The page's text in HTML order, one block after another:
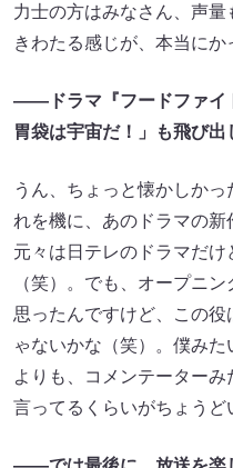
力士の方はみなさん、声
きわたる感じが、本当にか
――ドラマ『フードファイ
胃袋は宇宙だ！」も飛び出
うん、ちょっと懐かしか
れを機に、あのドラマの新
元々は日テレのドラマだ
（笑）。でも、オープニ
思ったんですけど、この
ゃないかな（笑）。僕み
よりも、コメンテーター
言ってるくらいがちょうど